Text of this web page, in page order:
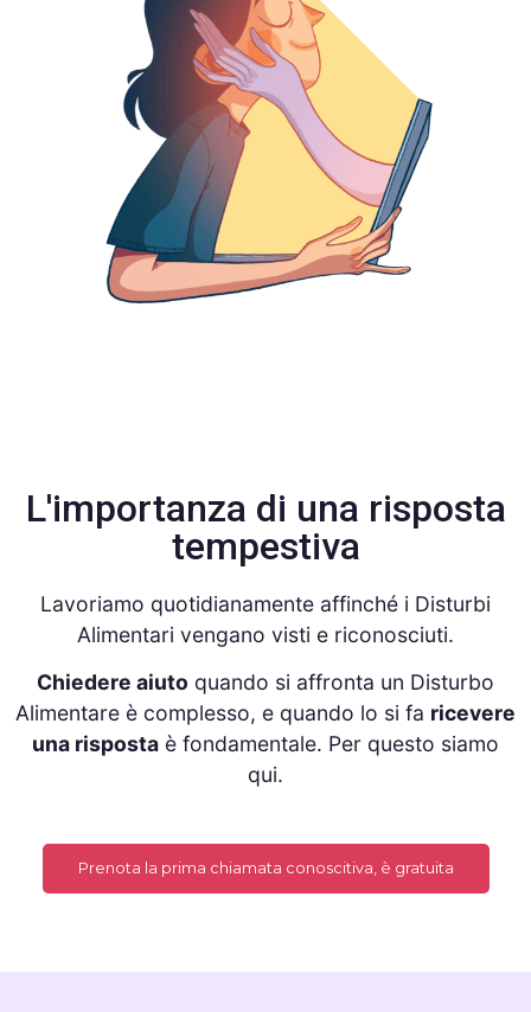
L'importanza di una risposta
tempestiva
Lavoriamo quotidianamente affinché i Disturbi
Alimentari vengano visti e riconosciuti.
Chiedere aiuto quando si affronta un Disturbo
Alimentare è complesso, e quando lo si fa ricevere
una risposta è fondamentale. Per questo siamo
qui.
Prenota la prima chiamata conoscitiva, è gratuita